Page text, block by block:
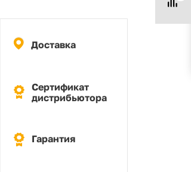
Доставка
Сертификат
дистрибьютора
Гарантия